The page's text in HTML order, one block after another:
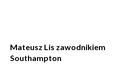
Mateusz Lis zawodnikiem
Southampton